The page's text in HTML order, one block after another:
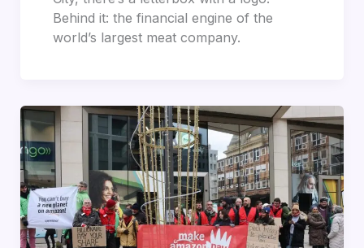
Behind it: the financial engine of the
world’s largest meat company.